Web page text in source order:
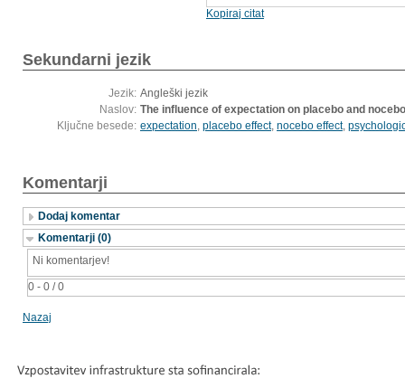
Kopiraj citat
Sekundarni jezik
Jezik: Angleški jezik
Naslov: The influence of expectation on placebo and
Ključne besede: expectation, placebo effect, nocebo effect,
Komentarji
Dodaj komentar
Komentarji (0)
0 - 0 / 0
Ni komentarjev!
Nazaj